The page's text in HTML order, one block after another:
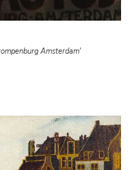
Amsterdam'